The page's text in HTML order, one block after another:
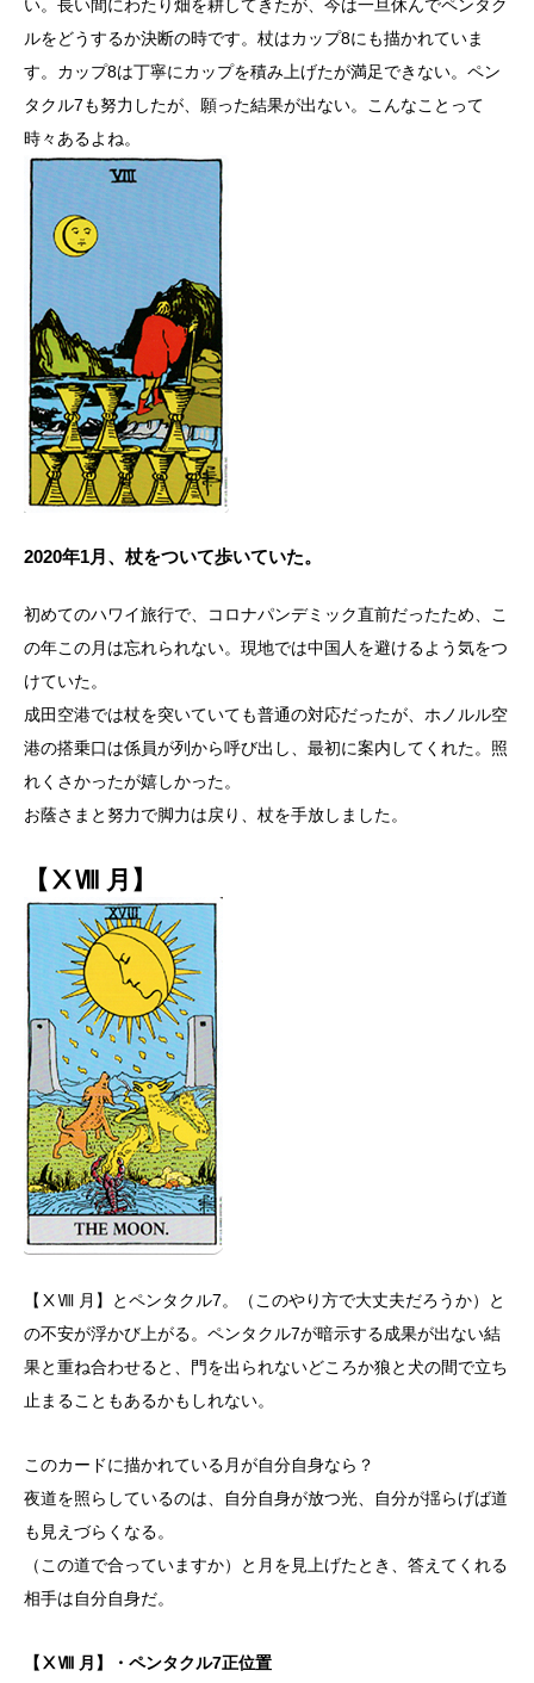
い。長い間にわたり畑を耕してきたが、今は一旦休んでペンタク
ルをどうするか決断の時です。杖はカップ8にも描かれていま
す。カップ8は丁寧にカップを積み上げたが満足できない。ペン
タクル7も努力したが、願った結果が出ない。こんなことって
時々あるよね。
2020年1月、杖をついて歩いていた。
初めてのハワイ旅行で、コロナパンデミック直前だったため、こ
の年この月は忘れられない。現地では中国人を避けるよう気をつ
けていた。
成田空港では杖を突いていても普通の対応だったが、ホノルル空
港の搭乗口は係員が列から呼び出し、最初に案内してくれた。照
れくさかったが嬉しかった。
お蔭さまと努力で脚力は戻り、杖を手放しました。
【ⅩⅧ 月】
【ⅩⅧ 月】とペンタクル7。（このやり方で大丈夫だろうか）と
の不安が浮かび上がる。ペンタクル7が暗示する成果が出ない結
果と重ね合わせると、門を出られないどころか狼と犬の間で立ち
止まることもあるかもしれない。
このカードに描かれている月が自分自身なら？
夜道を照らしているのは、自分自身が放つ光、自分が揺らげば道
も見えづらくなる。
（この道で合っていますか）と月を見上げたとき、答えてくれる
相手は自分自身だ。
【ⅩⅧ 月】・ペンタクル7正位置